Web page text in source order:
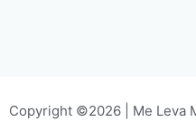
Copyright ©2026 | Me Leva